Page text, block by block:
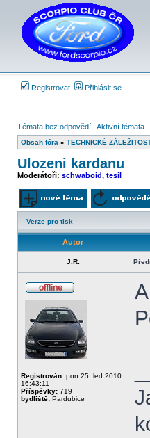
Registrovat Přihlásit se
Témata bez odpovědí | Aktivní témata
Obsah fóra » TECHNICKÉ
Ulozeni kardanu
Moderátoři: schwaboid, tesil
Odeslat nové téma
Verze pro tisk
Autor
J.R.
Registrován: pon 25. led 2010
16:43:11
Příspěvky: 719
bydliště: Pardubice